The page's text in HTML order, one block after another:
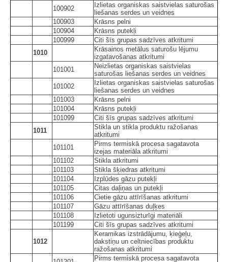
100902
Izlietas organiskas saistvielas saturošas
liešanas serdes un veidnes
100903
Krāsns pelni
100904
Krāsns putekļi
100999
Citi šīs grupas sadzīves atkritumi
1010
Krāsainos metālus saturošu lējumu
izgatavošanas atkritumi
101001
Neizlietas organiskas saistvielas
saturošas liešanas serdes un veidnes
101002
Izlietas organiskas saistvielas saturošas
liešanas serdes un veidnes
101003
Krāsns pelni
101004
Krāsns putekļi
101099
Citi šīs grupas sadzīves atkritumi
1011
Stikla un stikla produktu ražošanas
atkritumi
101101
Pirms termiskā procesa sagatavota
izejas materiāla atkritumi
101102
Stikla atkritumi
101103
Stikla šķiedras atkritumi
101104
Izplūdes gāzu putekļi
101105
Citas daļiņas un putekļi
101106
Cietie gāzu attīrīšanas atkritumi
101107
Gāzu attīrīšanas duļķes
101108
Izlietoti ugunsizturīgi materiāli
101199
Citi šīs grupas sadzīves atkritumi
1012
Keramikas izstrādājumu, ķieģeļu,
dakstiņu un celtniecības produktu
ražošanas atkritumi
Pirms termiskā procesa sagatavota